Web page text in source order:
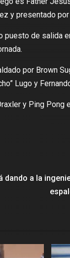
y presentado por
puesto de salida
por Brown
Lugo y
y Ping Pong
dando a la